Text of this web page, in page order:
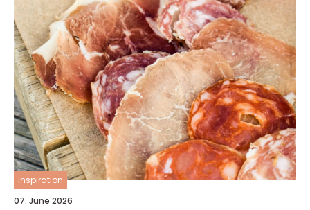
inspiration
07. June 2026